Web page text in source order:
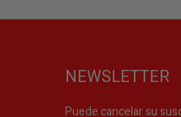
NEWSLETTER
Puede cancelar su